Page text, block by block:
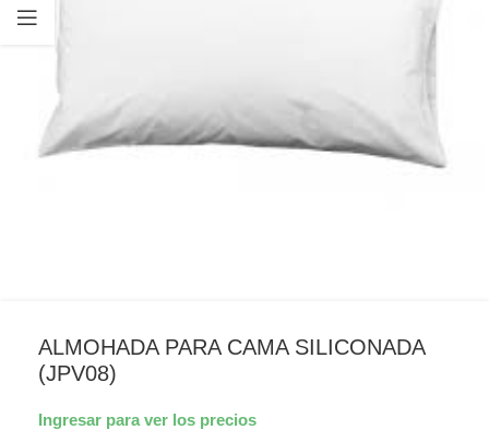
ALMOHADA PARA CAMA SILICONADA
(JPV08)
Ingresar para ver los precios